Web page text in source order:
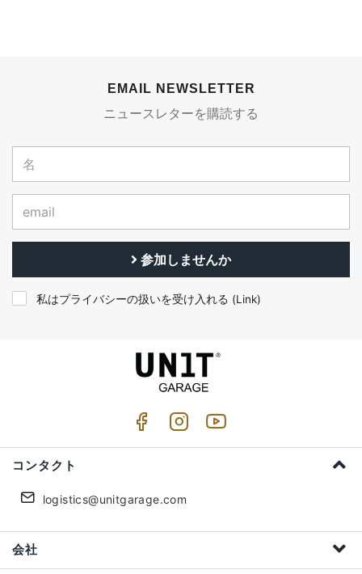
EMAIL NEWSLETTER
ニュースレターを購読する
参加しませんか
私はプライバシーの扱いを受け入れる (Link)
コンタクト
logistics@unitgarage.com
会社